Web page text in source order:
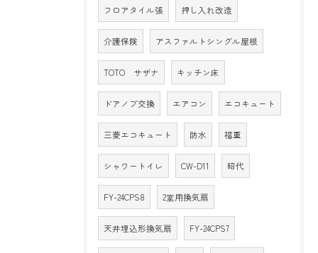
フロアタイル張 押し入れ改造
介護保険 アスファルトシングル屋根
TOTO サザナ キッチン床
ドアノブ交換 エアコン エコキュート
三菱エコキュート 防水 福重
シャワートイレ CW-D11 昭代
FY-24CPS8 2室用換気扇
天井埋込形換気扇 FY-24CPS7